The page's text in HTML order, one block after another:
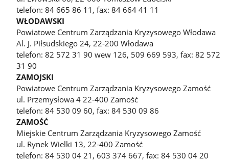
telefon: 84 665 86 11, fax: 84 664 41 11
WŁODAWSKI
Powiatowe Centrum Zarządzania Kryzysowego Włodawa
Al. J. Piłsudskiego 24, 22-200 Włodawa
telefon: 82 572 31 90 wew 126, 509 669 593, fax: 82 572
31 90
ZAMOJSKI
Powiatowe Centrum Zarządzania Kryzysowego Zamość
ul. Przemysłowa 4 22-400 Zamość
telefon: 84 530 09 60, fax: 84 530 09 86
ZAMOŚĆ
Miejskie Centrum Zarządzania Kryzysowego Zamość
ul. Rynek Wielki 13, 22-400 Zamość
telefon: 84 530 04 21, 603 374 667, fax: 84 530 04 20